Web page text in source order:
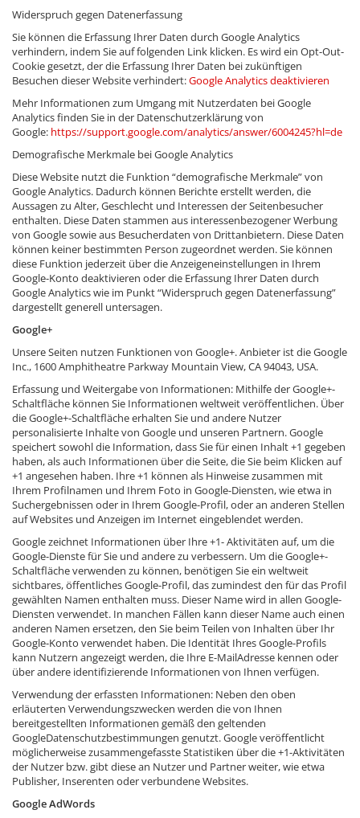
Widerspruch gegen Datenerfassung
Sie können die Erfassung Ihrer Daten durch Google Analytics
verhindern, indem Sie auf folgenden Link klicken. Es wird ein Opt-Out-
Cookie gesetzt, der die Erfassung Ihrer Daten bei zukünftigen
Besuchen dieser Website verhindert:Google Analytics deaktivieren
Mehr Informationen zum Umgang mit Nutzerdaten bei Google
Analytics finden Sie in der Datenschutzerklärung von
Google: https://support.google.com/analytics/answer/6004245?hl=de
Demografische Merkmale bei Google Analytics
Diese Website nutzt die Funktion “demografische Merkmale” von
Google Analytics. Dadurch können Berichte erstellt werden, die
Aussagen zu Alter, Geschlecht und Interessen der Seitenbesucher
enthalten. Diese Daten stammen aus interessenbezogener Werbung
von Google sowie aus Besucherdaten von Drittanbietern. Diese Daten
können keiner bestimmten Person zugeordnet werden. Sie können
diese Funktion jederzeit über die Anzeigeneinstellungen in Ihrem
Google-Konto deaktivieren oder die Erfassung Ihrer Daten durch
Google Analytics wie im Punkt “Widerspruch gegen Datenerfassung”
dargestellt generell untersagen.
Google+
Unsere Seiten nutzen Funktionen von Google+. Anbieter ist die Google
Inc., 1600 Amphitheatre Parkway Mountain View, CA 94043, USA.
Erfassung und Weitergabe von Informationen: Mithilfe der Google+-
Schaltfläche können Sie Informationen weltweit veröffentlichen. Über
die Google+-Schaltfläche erhalten Sie und andere Nutzer
personalisierte Inhalte von Google und unseren Partnern. Google
speichert sowohl die Information, dass Sie für einen Inhalt +1 gegeben
haben, als auch Informationen über die Seite, die Sie beim Klicken auf
+1 angesehen haben. Ihre +1 können als Hinweise zusammen mit
Ihrem Profilnamen und Ihrem Foto in Google-Diensten, wie etwa in
Suchergebnissen oder in Ihrem Google-Profil, oder an anderen Stellen
auf Websites und Anzeigen im Internet eingeblendet werden.
Google zeichnet Informationen über Ihre +1- Aktivitäten auf, um die
Google-Dienste für Sie und andere zu verbessern. Um die Google+-
Schaltfläche verwenden zu können, benötigen Sie ein weltweit
sichtbares, öffentliches Google-Profil, das zumindest den für das Profil
gewählten Namen enthalten muss. Dieser Name wird in allen Google-
Diensten verwendet. In manchen Fällen kann dieser Name auch einen
anderen Namen ersetzen, den Sie beim Teilen von Inhalten über Ihr
Google-Konto verwendet haben. Die Identität Ihres Google-Profils
kann Nutzern angezeigt werden, die Ihre E-MailAdresse kennen oder
über andere identifizierende Informationen von Ihnen verfügen.
Verwendung der erfassten Informationen: Neben den oben
erläuterten Verwendungszwecken werden die von Ihnen
bereitgestellten Informationen gemäß den geltenden
GoogleDatenschutzbestimmungen genutzt. Google veröffentlicht
möglicherweise zusammengefasste Statistiken über die +1-Aktivitäten
der Nutzer bzw. gibt diese an Nutzer und Partner weiter, wie etwa
Publisher, Inserenten oder verbundene Websites.
Google AdWords